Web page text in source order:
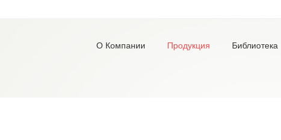
О Компании Продукция Библиотека